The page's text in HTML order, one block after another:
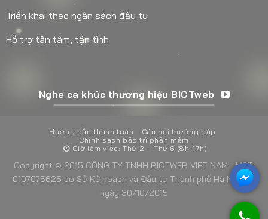
Triển khai theo ngân sách đầu tư
Hỗ trợ tận tâm, tận tình
Nghe ca khúc thương hiệu BICTweb
Hướng dẫn thanh toán
Câu hỏi thường gặp
Chính sách bảo trì phần mềm
Giờ làm việc: Thứ 2 – Thứ 6 (8h-17h)
Copyright © 2015 CÔNG TY TNHH BICTWEB VIET NAM - MST:
0107075625 do Sở Kế hoạch và Đầu tư Thành phố Hà Nội cấp
ngày 30/10/2015